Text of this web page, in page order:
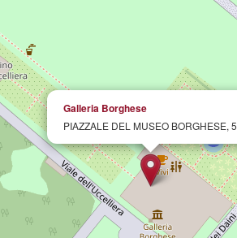
Galleria Borghese
PIAZZALE DEL MUSEO BORGHESE, 5